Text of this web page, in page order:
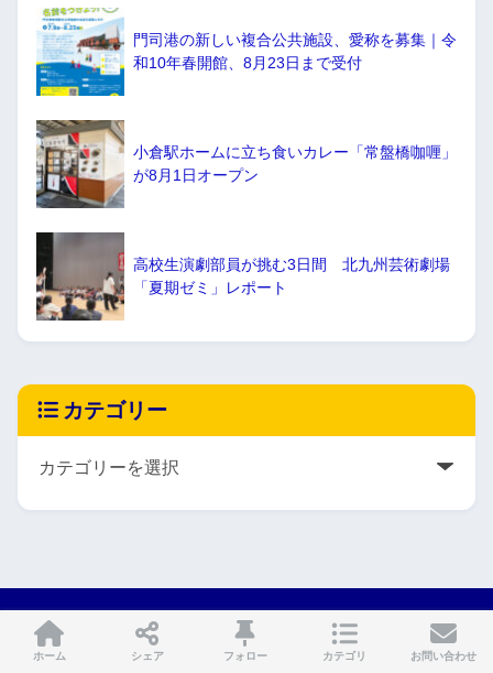
門司港の新しい複合公共施設、愛称を募集｜令
和10年春開館、8月23日まで受付
小倉駅ホームに立ち食いカレー「常盤橋咖喱」
が8月1日オープン
高校生演劇部員が挑む3日間 北九州芸術劇場
「夏期ゼミ」レポート
カテゴリー
HOME
ホーム シェア フォロー カテゴリ お問い合わせ